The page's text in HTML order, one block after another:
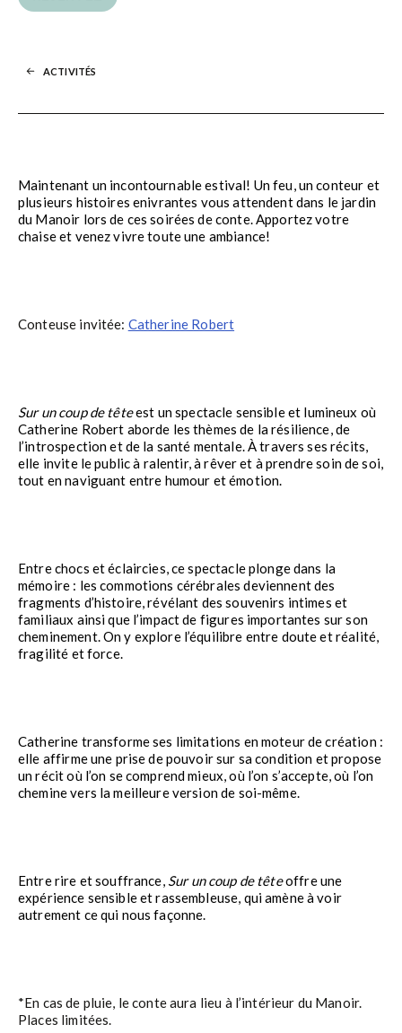
ACTIVITÉS
Maintenant un incontournable estival! Un feu, un conteur et
plusieurs histoires enivrantes vous attendent dans le jardin
du Manoir lors de ces soirées de conte. Apportez votre
chaise et venez vivre toute une ambiance!
Conteuse invitée: Catherine Robert
Sur un coup de têteest un spectacle sensible et lumineux où
Catherine Robert aborde les thèmes de la résilience, de
l’introspection et de la santé mentale. À travers ses récits,
elle invite le public à ralentir, à rêver et à prendre soin de soi,
tout en naviguant entre humour et émotion.
Entre chocs et éclaircies, ce spectacle plonge dans la
mémoire : les commotions cérébrales deviennent des
fragments d’histoire, révélant des souvenirs intimes et
familiaux ainsi que l’impact de figures importantes sur son
cheminement. On y explore l’équilibre entre doute et réalité,
fragilité et force.
Catherine transforme ses limitations en moteur de création :
elle affirme une prise de pouvoir sur sa condition et propose
un récit où l’on se comprend mieux, où l’on s’accepte, où l’on
chemine vers la meilleure version de soi-même.
Entre rire et souffrance, Sur un coup de têteoffre une
expérience sensible et rassembleuse, qui amène à voir
autrement ce qui nous façonne.
*En cas de pluie, le conte aura lieu à l’intérieur du Manoir.
Places limitées.